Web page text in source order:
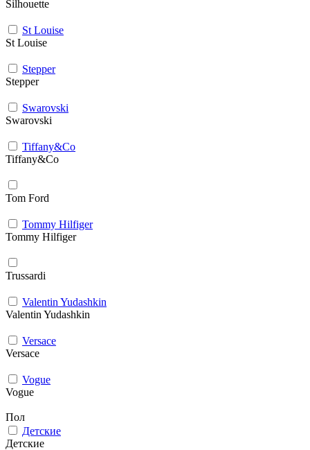
Silhouette
St Louise
St Louise
Stepper
Stepper
Swarovski
Swarovski
Tiffany&Co
Tiffany&Co
Tom Ford
Tommy Hilfiger
Tommy Hilfiger
Trussardi
Valentin Yudashkin
Valentin Yudashkin
Versace
Versace
Vogue
Vogue
Пол
Детские
Детские